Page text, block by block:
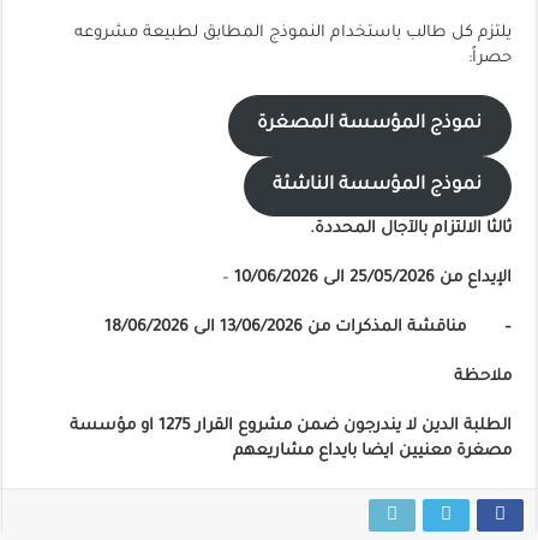
يلتزم كل طالب باستخدام النموذج المطابق لطبيعة مشروعه
حصراً:
نموذج المؤسسة المصغرة
نموذج المؤسسة الناشئة
ثالثا الالتزام بالآجال المحددة.
الإيداع من 25/05/2026 الى 10/06/2026 –
– مناقشة المذكرات من 13/06/2026 الى 18/06/2026
ملاحظة
الطلبة الدين لا يندرجون ضمن مشروع القرار 1275 او مؤسسة
مصغرة معنيين ايضا بايداع مشاريعهم